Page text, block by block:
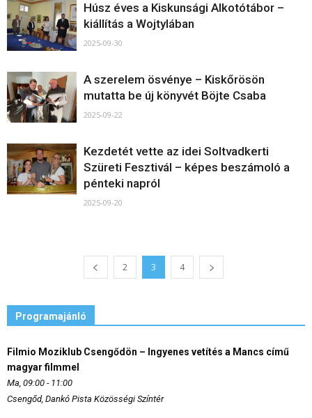
Húsz éves a Kiskunsági Alkotótábor –
kiállítás a Wojtylában
2025-09-30
A szerelem ösvénye – Kiskőrösön
mutatta be új könyvét Böjte Csaba
2025-09-22
Kezdetét vette az idei Soltvadkerti
Szüreti Fesztivál – képes beszámoló a
pénteki napról
2025-09-20
2 3 4
Programajánló
Filmio Moziklub Csengődön – Ingyenes vetítés a Mancs című
magyar filmmel
Ma, 09:00 - 11:00
Csengőd, Dankó Pista Közösségi Színtér